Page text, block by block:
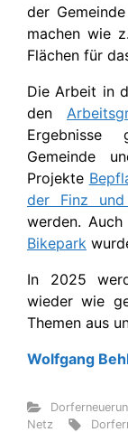
der
machen wie
Flächen für
Die Arbeit in
den
Ergebnisse
Gemeinde
Projekte
der Finz
werden.
Bikepark
In 2025
wieder wie
Themen aus
Wolfgang
Netz